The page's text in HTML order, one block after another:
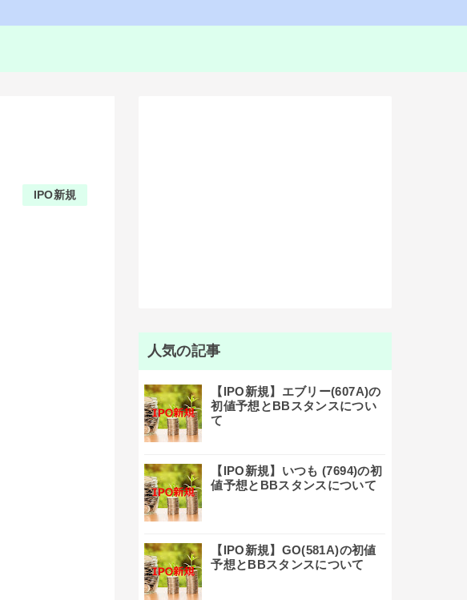
IPO新規
人気の記事
【IPO新規】エブリー(607A)の
初値予想とBBスタンスについ
て
【IPO新規】いつも (7694)の初
値予想とBBスタンスについて
【IPO新規】GO(581A)の初値
予想とBBスタンスについて